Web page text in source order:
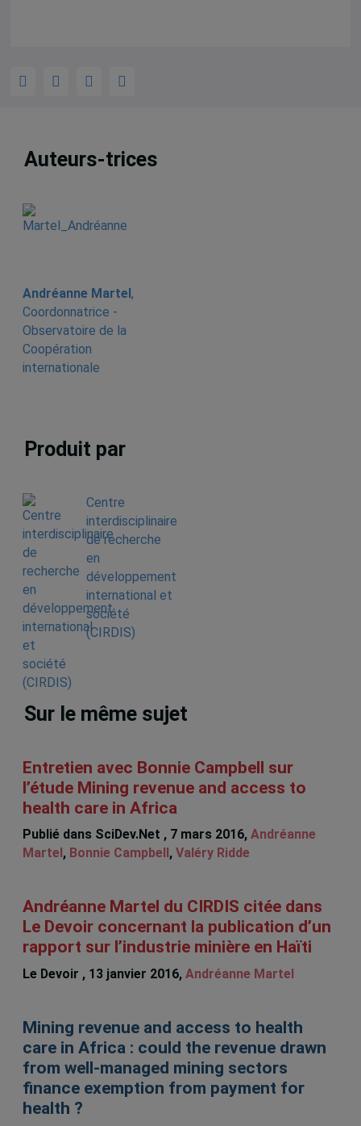
Auteurs-trices
Andréanne Martel,
Coordonnatrice -
Observatoire de la
Coopération
internationale
Produit par
Centre
interdisciplinaire
de recherche
en
développement
international et
société
(CIRDIS)
Sur le même sujet
Entretien avec Bonnie Campbell sur
l’étude Mining revenue and access to
health care in Africa
Publié dans SciDev.Net , 7 mars 2016, Andréanne
Martel, Bonnie Campbell, Valéry Ridde
Andréanne Martel du CIRDIS citée dans
Le Devoir concernant la publication d’un
rapport sur l’industrie minière en Haïti
Le Devoir , 13 janvier 2016, Andréanne Martel
Mining revenue and access to health
care in Africa : could the revenue drawn
from well-managed mining sectors
finance exemption from payment for
health ?